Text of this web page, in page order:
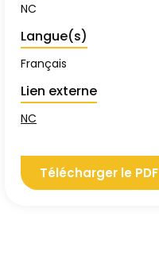
NC
Langue(s)
Français
Lien externe
NC
Télécharger le PDF